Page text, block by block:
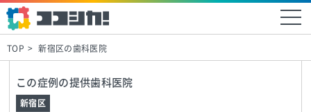
TOP 新宿区の歯科医院
この症例の提供歯科医院
新宿区